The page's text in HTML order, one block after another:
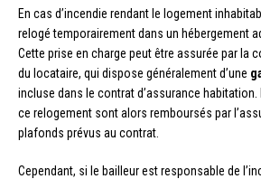
En cas d’incendie rendant le logement
relogé temporairement dans un hébergement
Cette prise en charge peut être assurée par la
du locataire, qui dispose généralement d’une
incluse dans le contrat d’assurance
ce relogement sont alors remboursés par
plafonds prévus au contrat.
Cependant, si le bailleur est responsable de